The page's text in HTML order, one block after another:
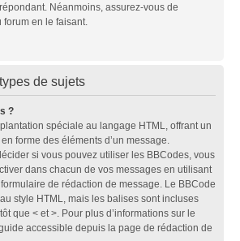
Néanmoins, assurez-vous de
en le faisant.
de sujets
?
spéciale au langage HTML, offrant un
forme des éléments d’un message.
si vous pouvez utiliser les BBCodes, vous
dans chacun de vos messages en utilisant
de rédaction de message. Le BBCode
style HTML, mais les balises sont incluses
que < et >. Pour plus d’informations sur le
accessible depuis la page de rédaction de